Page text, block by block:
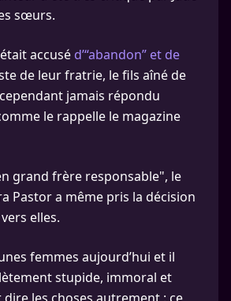
sœurs.
accusé d’“abandon” et de
de leur fratrie, le fils aîné de
jamais répondu
le rappelle le magazine
grand frère responsable", le
Pastor a même pris la décision
elles.
femmes aujourd’hui et il
stupide, immoral et